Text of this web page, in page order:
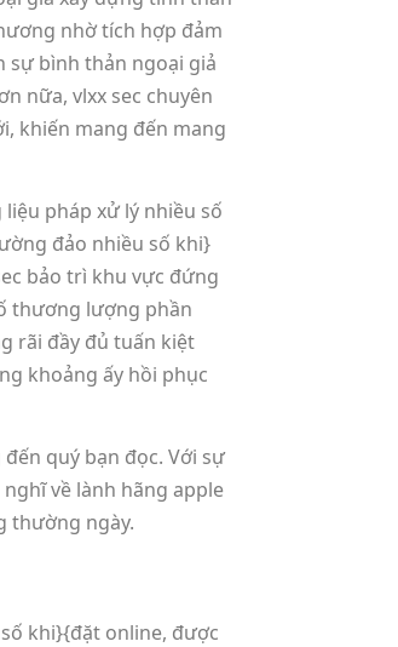
nhờ tích hợp đảm
sự bình thản ngoại giả
nữa, vlxx sec chuyên
khiến mang đến mang
pháp xử lý nhiều số
đảo nhiều số khi}
bảo trì khu vực đứng
thương lượng phần
rãi đầy đủ tuấn kiệt
khoảng ấy hồi phục
quý bạn đọc. Với sự
về lành hãng apple
thường ngày.
khi}{đặt online, được